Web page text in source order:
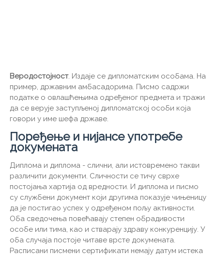
Веродостојност. Издаје се дипломатским особама. На
пример, државним амбасадорима. Писмо садржи
податке о овлашћењима одређеног предмета и тражи
да се верује заступљеној дипломатској особи која
говори у име шефа државе.
Поређење и нијансе употребе
докумената
Диплома и диплома - слични, али истовремено такви
различити документи. Сличности се тичу сврхе
постојања хартија од вредности. И диплома и писмо
су службени документ који другима показује чињеницу
да је постигао успех у одређеном пољу активности.
Оба сведочења повећавају степен обрадивости
особе или тима, као и стварају здраву конкуренцију. У
оба случаја постоје читаве врсте докумената.
Расписани писмени сертификати немају датум истека